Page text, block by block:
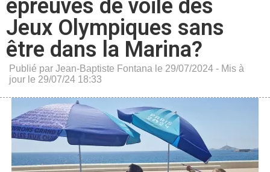
épreuves de voile des
Jeux Olympiques sans
être dans la Marina?
Publié par Jean-Baptiste Fontana le 29/07/2024 - Mis à
jour le 29/07/24 18:33